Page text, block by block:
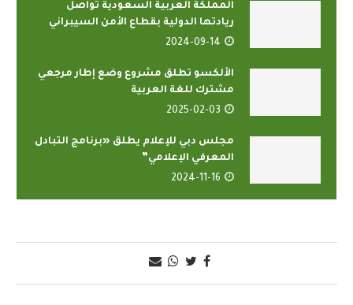
المملكة العربية السعودية تواصل
ريادتها الدولية بقطاع الأمن السيبراني
2024-09-14
الألكسو تطلق مشروع وضع إطار مرجعي
مشترك للغة العربية
2025-02-03
مجلس دبي للإعلام يطلق «برنامج التبادل
المعرفي الإعلامي”
2024-11-16